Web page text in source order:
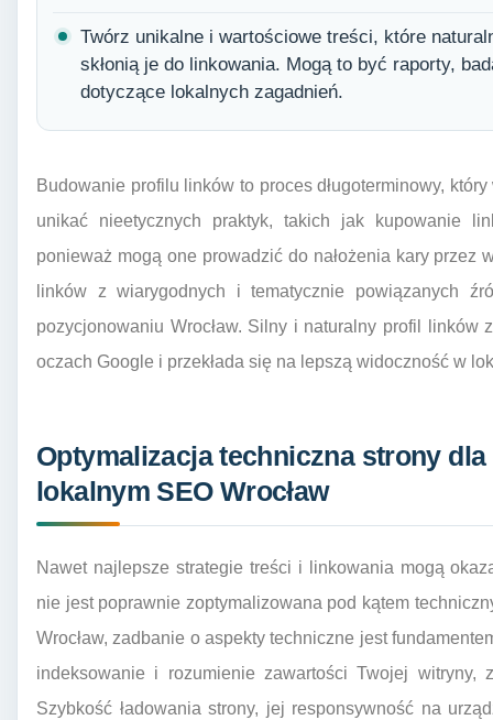
Twórz unikalne i wartościowe treści, które
skłonią je do linkowania. Mogą to być raporty,
dotyczące lokalnych zagadnień.
Budowanie profilu linków to proces długoterminowy,
unikać nieetycznych praktyk, takich jak kupowanie
ponieważ mogą one prowadzić do nałożenia kary przez
linków z wiarygodnych i tematycznie powiązanych
pozycjonowaniu Wrocław. Silny i naturalny profil linków
oczach Google i przekłada się na lepszą widoczność w
Optymalizacja techniczna strony
lokalnym SEO Wrocław
Nawet najlepsze strategie treści i linkowania mogą
nie jest poprawnie zoptymalizowana pod kątem
Wrocław, zadbanie o aspekty techniczne jest
indeksowanie i rozumienie zawartości Twojej witryny,
Szybkość ładowania strony, jej responsywność na